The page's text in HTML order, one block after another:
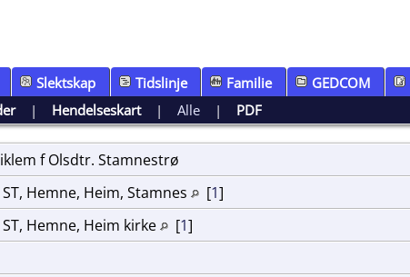
Slektskap Tidslinje Familie GEDCOM
| Hendelseskart|Alle | PDF
f Olsdtr. Stamnestrø
ST, Hemne, Heim, Stamnes [1]
ST, Hemne, Heim kirke [1]